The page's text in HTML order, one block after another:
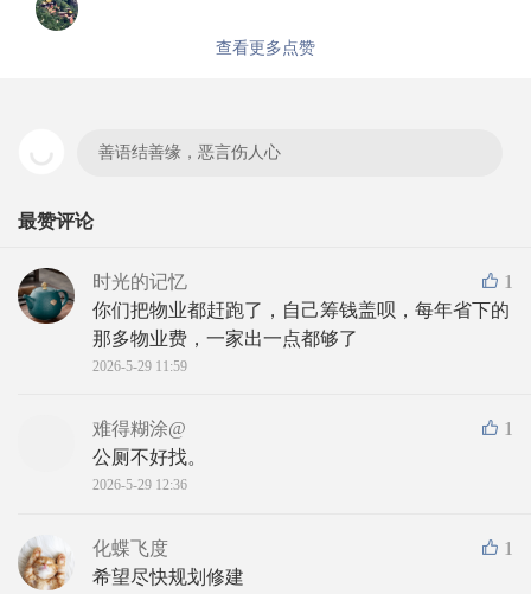
查看更多点赞
善语结善缘，恶言伤人心
最赞评论
1
时光的记忆
你们把物业都赶跑了，自己筹钱盖呗，每年省下的
那多物业费，一家出一点都够了
2026-5-29 11:59
1
难得糊涂@
公厕不好找。
2026-5-29 12:36
1
化蝶飞度
希望尽快规划修建